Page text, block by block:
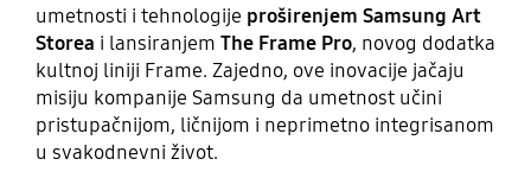
umetnosti i tehnologije proširenjem Samsung Art
Storea i lansiranjem The Frame Pro, novog dodatka
kultnoj liniji Frame. Zajedno, ove inovacije jačaju
misiju kompanije Samsung da umetnost učini
pristupačnijom, ličnijom i neprimetno integrisanom
u svakodnevni život.